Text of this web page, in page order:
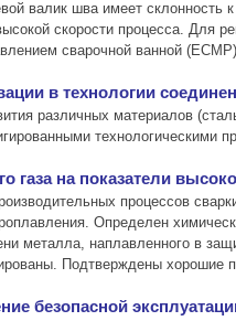
валик шва имеет
скорости процесса. Для
сварочной ванной
в технологии
различных материалов
технологическими
газа на показатели
процессов
Определен
металла, наплавленного в
Подтверждены хорошие
безопасной